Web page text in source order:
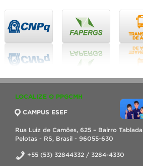
LOCALIZE O PPGCMH
CAMPUS ESEF
Rua Luiz de Camões, 625 – Bairro Tablada
Pelotas - RS, Brasil - 96055-630
+55 (53) 32844332 / 3284-4330